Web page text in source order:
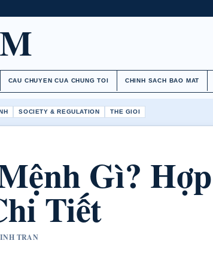
CAU CHUYEN CUA CHUNG TOI CHINH SACH BAO MAT
SOCIETY & REGULATION THE GIOI
Gì? Hợp
Tiết
TRAN